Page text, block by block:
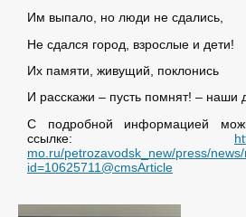
Им выпало, но люди не сдались,
Не сдался город, взрослые и дети!
Их памяти, живущий, поклонись
И расскажи – пусть помнят! – наши
С подробной информацией
ссылке:
mo.ru/petrozavodsk_new/press/
id=10625711@cmsArticle